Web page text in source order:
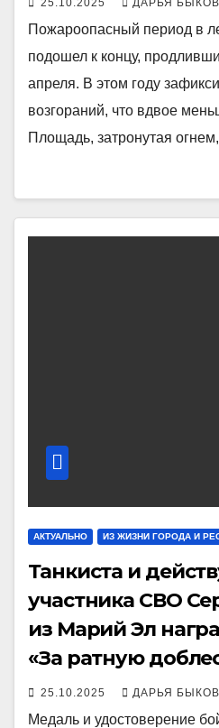
Пожароопасный период в
подошел к концу,
апреля. В этом году
возгораний, что вдвое
Площадь, затронутая
АКТУАЛЬНО ИЗ ЖИЗНИ ГОРОДА И
Танкиста и
участника СВО
из Марий Эл
«За ратную
25.10.2025 ДАРЬЯ
Медаль и удостоверение